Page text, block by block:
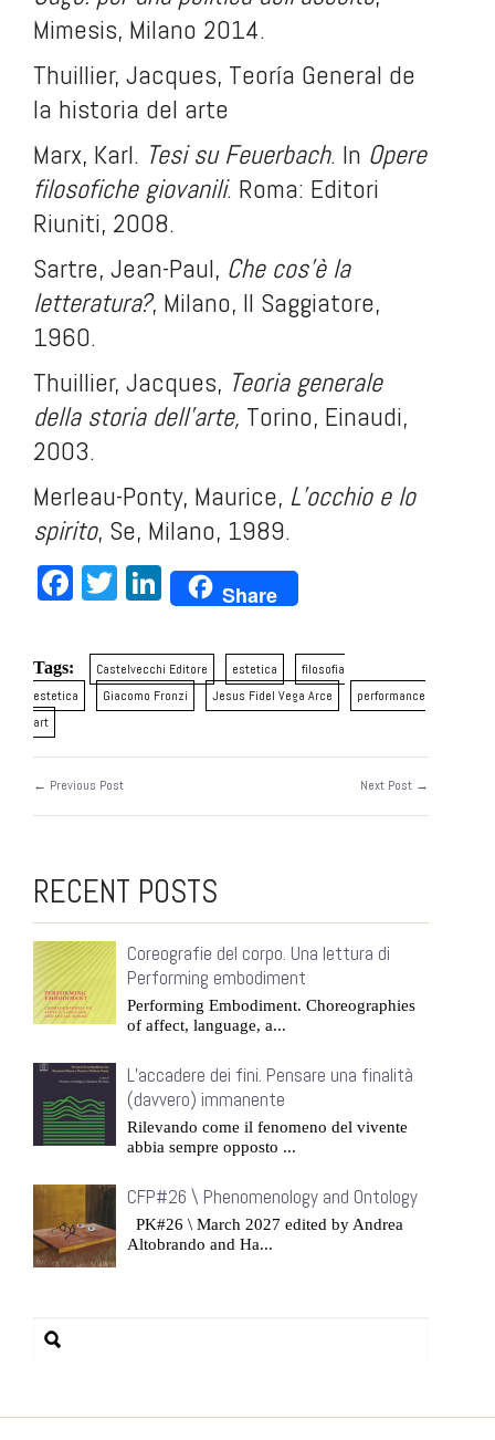
Mimesis, Milano 2014.
Thuillier, Jacques, Teoría General de
la historia del arte
Marx, Karl. Tesi su Feuerbach. In Opere
filosofiche giovanili. Roma: Editori
Riuniti, 2008.
Sartre, Jean-Paul, Che cos’è la
letteratura?, Milano, Il Saggiatore,
1960.
Thuillier, Jacques, Teoria generale
della storia dell’arte, Torino, Einaudi,
2003.
Merleau-Ponty, Maurice, L’occhio e lo
spirito, Se, Milano, 1989.
Facebook
TwitterLinkedIn
Share
Tags: Castelvecchi Editore estetica
filosofia
estetica
Giacomo Fronzi Jesus Fidel Vega Arce
performance
art
← Previous Post Next Post →
RECENT POSTS
Coreografie del corpo. Una lettura di
Performing embodiment
Performing Embodiment. Choreographies
of affect, language, a...
L’accadere dei fini. Pensare una finalità
(davvero) immanente
Rilevando come il fenomeno del vivente
abbia sempre opposto ...
CFP#26 \ Phenomenology and Ontology
PK#26 \ March 2027 edited by Andrea
Altobrando and Ha...